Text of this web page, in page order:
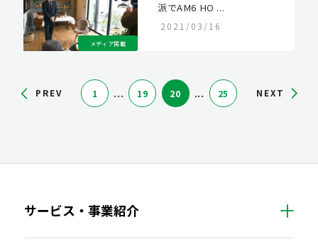
メディア掲載
派でAM6 HO ...
2021/03/16
PREV 1 ... 19 20 ... 25 NEXT
サービス・事業紹介